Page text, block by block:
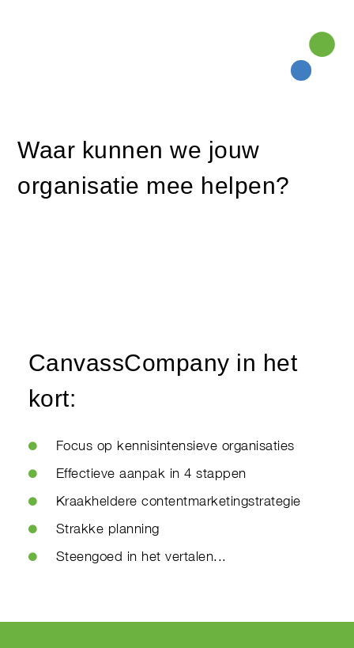
Waar kunnen we jouw
organisatie mee helpen?
CanvassCompany in het
kort:
Focus op kennisintensieve organisaties
Effectieve aanpak in 4 stappen
Kraakheldere contentmarketingstrategie
Strakke planning
Steengoed in het vertalen...